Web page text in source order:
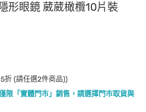
形眼鏡 葳葳橄欖10片裝
限「實體門市」銷售，請選擇門市取貨與
折 (請任選2件商品))